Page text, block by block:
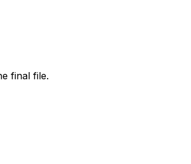
final file.